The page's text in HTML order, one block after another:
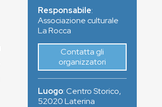
Responsabile:
Associazione culturale
La Rocca
Contatta gli
organizzatori
Luogo:Centro Storico,
52020Laterina